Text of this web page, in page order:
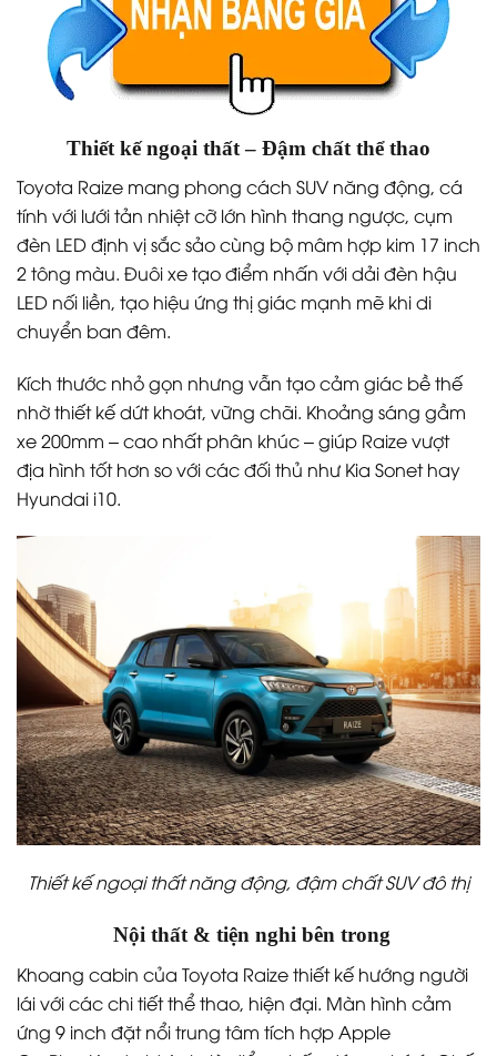
Thiết kế ngoại thất – Đậm chất thể thao
Toyota Raize mang phong cách SUV năng động, cá
tính với lưới tản nhiệt cỡ lớn hình thang ngược, cụm
đèn LED định vị sắc sảo cùng bộ mâm hợp kim 17 inch
2 tông màu. Đuôi xe tạo điểm nhấn với dải đèn hậu
LED nối liền, tạo hiệu ứng thị giác mạnh mẽ khi di
chuyển ban đêm.
Kích thước nhỏ gọn nhưng vẫn tạo cảm giác bề thế
nhờ thiết kế dứt khoát, vững chãi. Khoảng sáng gầm
xe 200mm – cao nhất phân khúc – giúp Raize vượt
địa hình tốt hơn so với các đối thủ như Kia Sonet hay
Hyundai i10.
Thiết kế ngoại thất năng động, đậm chất SUV đô thị
️ Nội thất & tiện nghi bên trong
Khoang cabin của Toyota Raize thiết kế hướng người
lái với các chi tiết thể thao, hiện đại. Màn hình cảm
ứng 9 inch đặt nổi trung tâm tích hợp Apple